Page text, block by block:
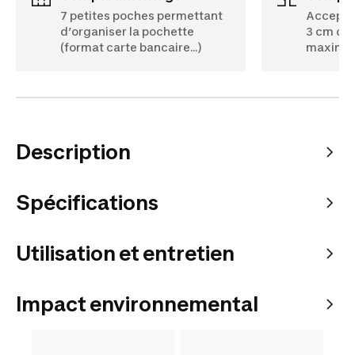
7 petites poches permettant
d’organiser la pochette
(format carte bancaire…)
3 cm de
Description
Spécifications
Utilisation et entretien
Impact environnemental